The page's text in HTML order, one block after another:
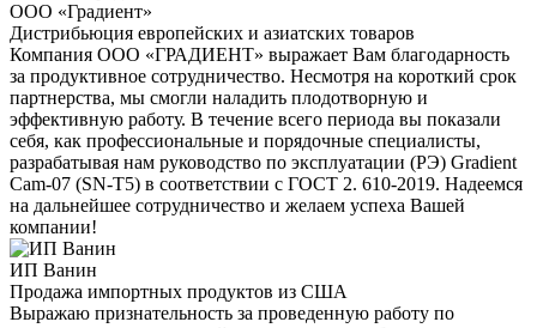
ООО «Градиент»
Дистрибьюция европейских и азиатских товаров
Компания ООО «ГРАДИЕНТ» выражает Вам благодарность
за продуктивное сотрудничество. Несмотря на короткий срок
партнерства, мы смогли наладить плодотворную и
эффективную работу. В течение всего периода вы показали
себя, как профессиональные и порядочные специалисты,
разрабатывая нам руководство по эксплуатации (РЭ) Gradient
Cam-07 (SN-T5) в соответствии с ГОСТ 2. 610-2019. Надеемся
на дальнейшее сотрудничество и желаем успеха Вашей
компании!
ИП Ванин
Продажа импортных продуктов из США
Выражаю признательность за проведенную работу по